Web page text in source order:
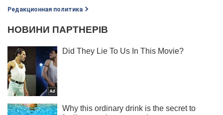
Редакционная политика